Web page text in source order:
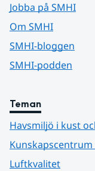
Jobba på SMHI
Om SMHI
SMHI-bloggen
SMHI-podden
Teman
Havsmiljö i kust
Luftkvalitet